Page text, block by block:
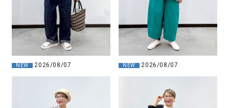
NEW 2026/08/07 NEW 2026/08/07